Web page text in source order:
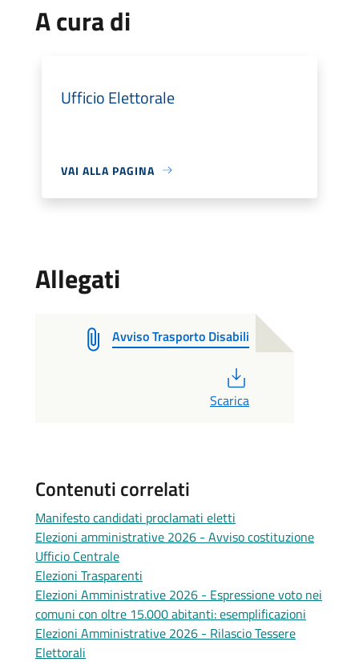
A cura di
Ufficio Elettorale
VAI ALLA PAGINA
Allegati
Avviso Trasporto Disabili
Scarica
Contenuti correlati
Manifesto candidati proclamati eletti
Elezioni amministrative 2026 - Avviso costituzione
Ufficio Centrale
Elezioni Trasparenti
Elezioni Amministrative 2026 - Espressione voto nei
comuni con oltre 15.000 abitanti: esemplificazioni
Elezioni Amministrative 2026 - Rilascio Tessere
Elettorali